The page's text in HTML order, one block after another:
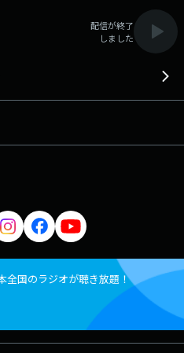
配信が終了
しました
全国のラジオが聴き放題！